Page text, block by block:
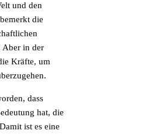
und den
die
Aber in der
Kräfte, um
dass
hat, die
ist es eine